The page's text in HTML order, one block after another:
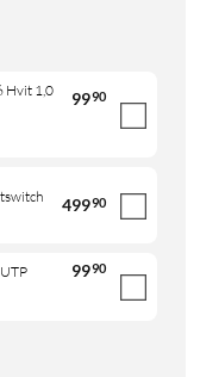
Hvit 1,0
9990
49990
9990